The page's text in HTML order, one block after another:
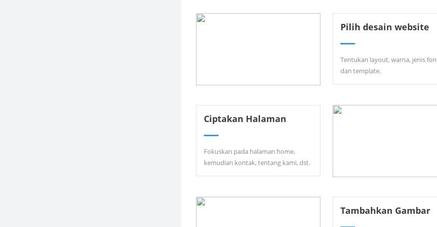
Pilih desain website
Tentukan layout, warna, jenis
dan template.
Ciptakan Halaman
Fokuskan pada halaman home,
kemudian kontak, tentang kami, dst.
Tambahkan Gambar